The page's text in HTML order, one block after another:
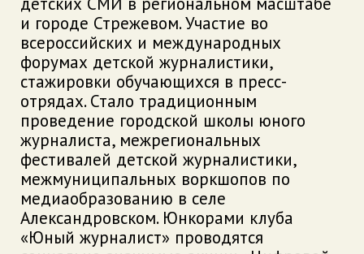
и городе Стрежевом. Участие во
всероссийских и международных
форумах детской журналистики,
стажировки обучающихся в пресс-
отрядах. Стало традиционным
проведение городской школы юного
журналиста, межрегиональных
фестивалей детской журналистики,
межмуниципальных воркшопов по
медиаобразованию в селе
Александровском. Юнкорами клуба
«Юный журналист» проводятся